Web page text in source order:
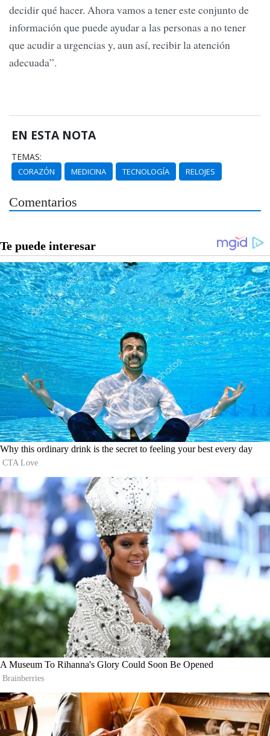
decidir qué hacer. Ahora vamos a tener este conjunto de
información que puede ayudar a las personas a no tener
que acudir a urgencias y, aun así, recibir la atención
adecuada”.
EN ESTA NOTA
TEMAS:
CORAZÓN MEDICINA TECNOLOGÍA RELOJES
Comentarios